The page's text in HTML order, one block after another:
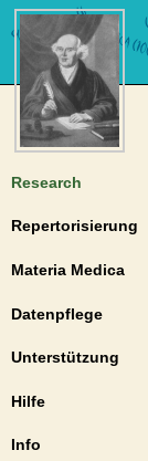
Research
Repertorisierung
Materia Medica
Datenpflege
Unterstützung
Hilfe
Info